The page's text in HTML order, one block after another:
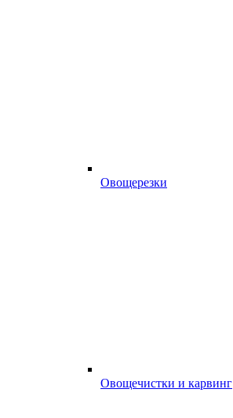
Овощерезки
Овощечистки и карвинг